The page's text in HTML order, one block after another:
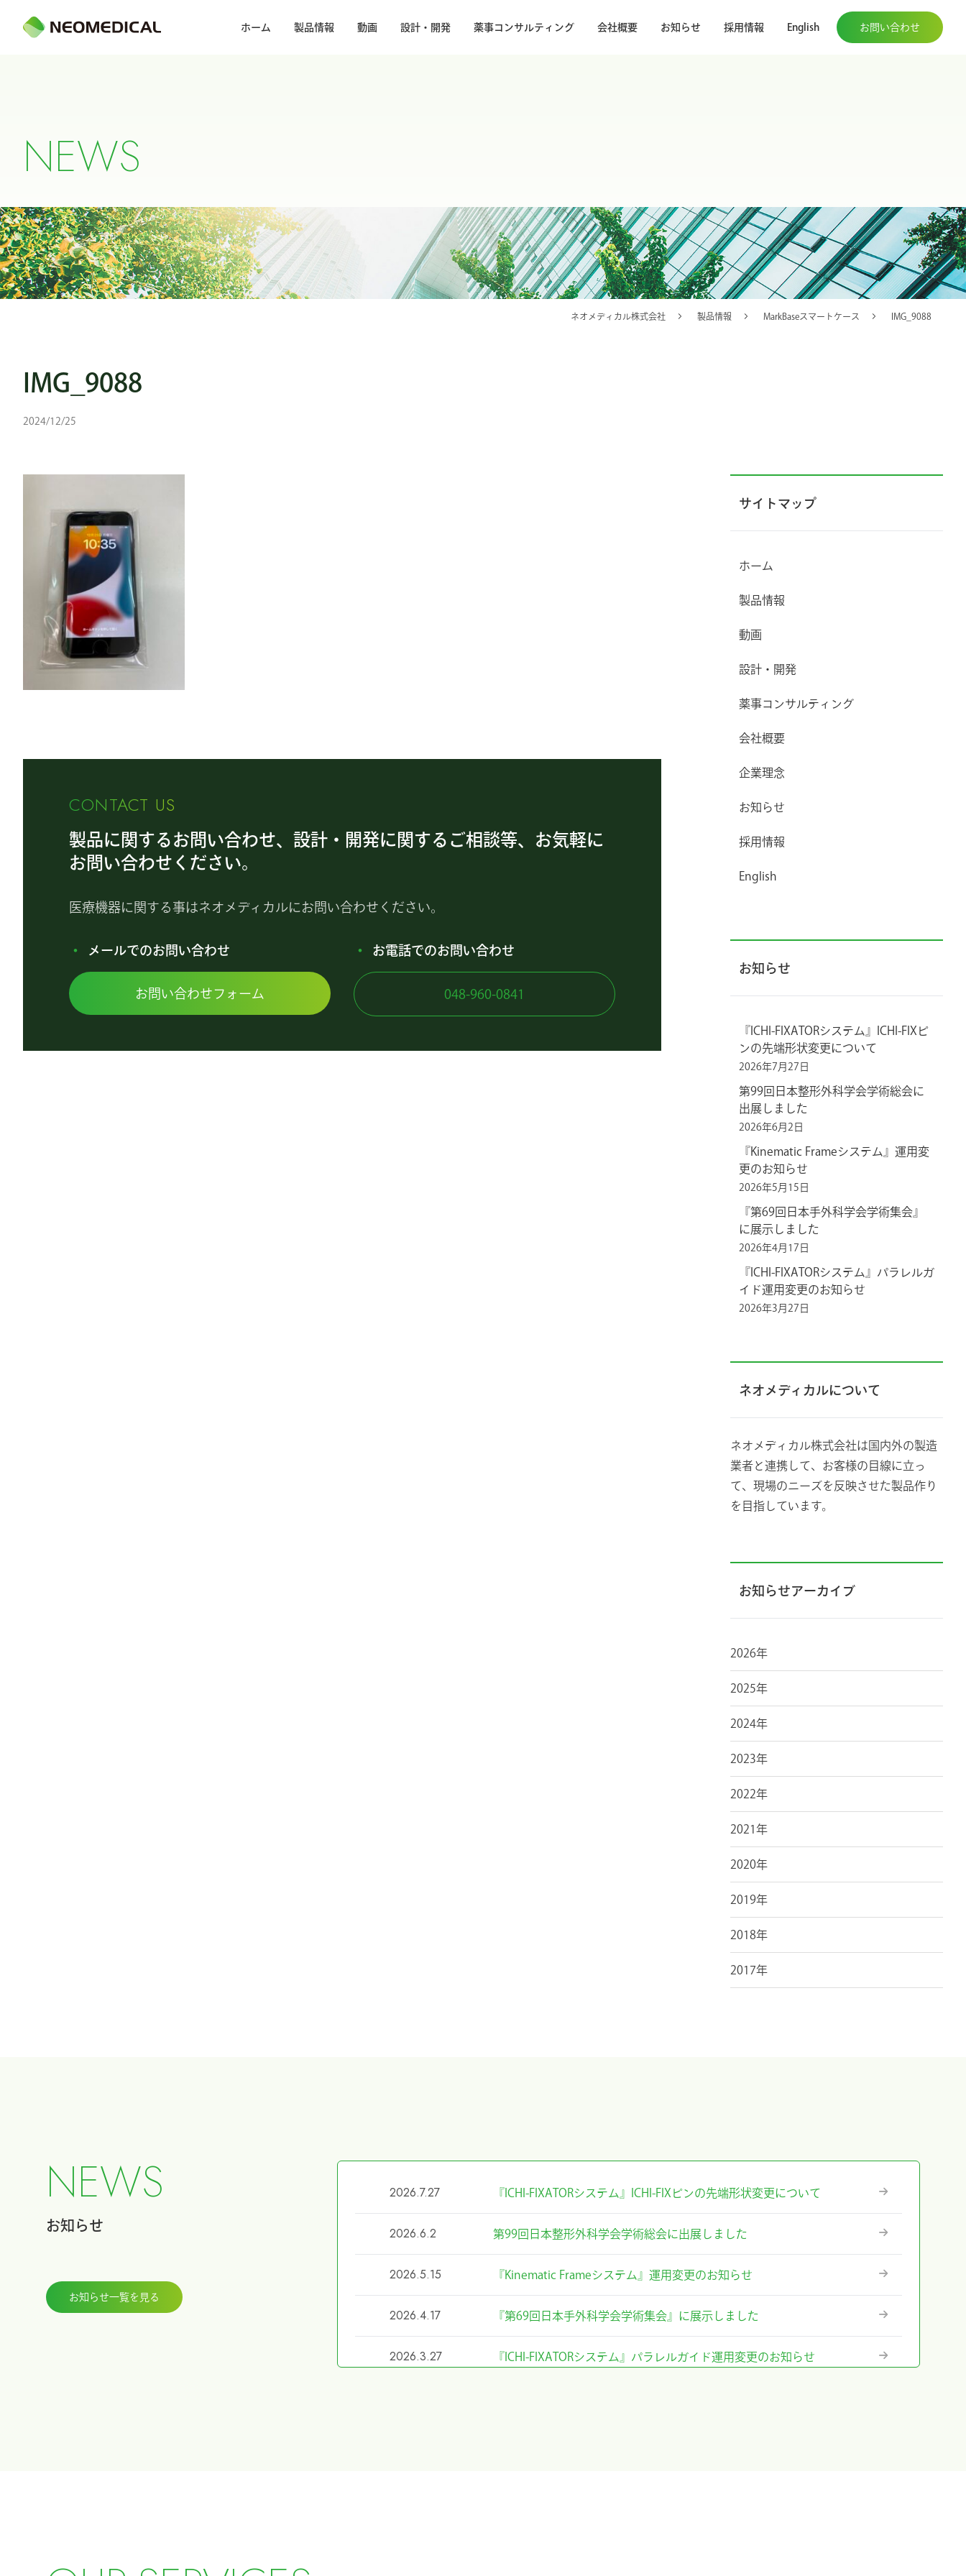
ホーム 製品情報 動画 設計・開発 薬事コンサルティング 会社概要 お知らせ 採用情報 English お問い合わせ
NEWS
ネオメディカル株式会社 製品情報 MarkBaseスマートケース IMG_9088
IMG_9088
2024/12/25
CONTACT US
製品に関するお問い合わせ、設計・開発に関するご相談等、お気軽に
お問い合わせください。
医療機器に関する事はネオメディカルにお問い合わせください。
メールでのお問い合わせ
お問い合わせフォーム
お電話でのお問い合わせ
048-960-0841
サイトマップ
ホーム
製品情報
動画
設計・開発
薬事コンサルティング
会社概要
企業理念
お知らせ
採用情報
English
お知らせ
『ICHI-FIXATORシステム』ICHI-FIXピ
ンの先端形状変更について
2026年7月27日
第99回日本整形外科学会学術総会に
出展しました
2026年6月2日
『Kinematic Frameシステム』運用変
更のお知らせ
2026年5月15日
『第69回日本手外科学会学術集会』
に展示しました
2026年4月17日
『ICHI-FIXATORシステム』パラレルガ
イド運用変更のお知らせ
2026年3月27日
ネオメディカルについて
ネオメディカル株式会社は国内外の製造
業者と連携して、お客様の目線に立っ
て、現場のニーズを反映させた製品作り
を目指しています。
お知らせアーカイブ
2026年
2025年
2024年
2023年
2022年
2021年
2020年
2019年
2018年
2017年
NEWS
お知らせ
お知らせ一覧を見る
2026.7.27 『ICHI-FIXATORシステム』ICHI-FIXピンの先端形状変更について
2026.6.2 第99回日本整形外科学会学術総会に出展しました
2026.5.15 『Kinematic Frameシステム』運用変更のお知らせ
2026.4.17 『第69回日本手外科学会学術集会』に展示しました
2026.3.27 『ICHI-FIXATORシステム』パラレルガイド運用変更のお知らせ